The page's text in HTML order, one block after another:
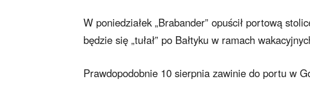
W poniedziałek „Brabander” opuścił portową
będzie się „tułał” po Bałtyku w ramach
Prawdopodobnie 10 sierpnia zawinie do portu w